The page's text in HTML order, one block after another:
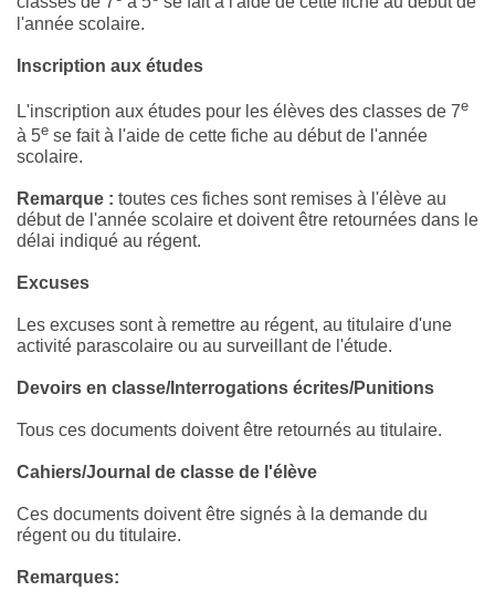
l'année scolaire.
Inscription aux études
L'inscription aux études pour les élèves des classes de 7e
à 5e se fait à l'aide de cette fiche au début de l'année
scolaire.
Remarque : toutes ces fiches sont remises à l'élève au
début de l'année scolaire et doivent être retournées dans le
délai indiqué au régent.
Excuses
Les excuses sont à remettre au régent, au titulaire d'une
activité parascolaire ou au surveillant de l'étude.
Devoirs en classe/Interrogations écrites/Punitions
Tous ces documents doivent être retournés au titulaire.
Cahiers/Journal de classe de l'élève
Ces documents doivent être signés à la demande du
régent ou du titulaire.
Remarques: